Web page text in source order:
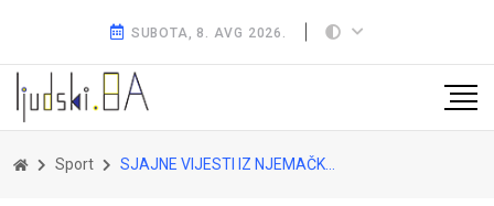
SUBOTA, 8. AVG 2026.
Sport SJAJNE VIJESTI IZ NJEMAČKE: Zmajevi će dobiti pojačanje iz Bundeslige